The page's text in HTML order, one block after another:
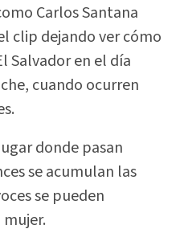
Carlos Santana
clip dejando ver cómo
Salvador en el día
cuando ocurren
donde pasan
se acumulan las
se pueden